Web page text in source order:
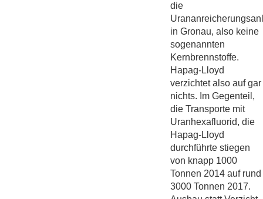
die
in Gronau, also keine
sogenannten
Kernbrennstoffe.
Hapag-Lloyd
verzichtet also auf gar
nichts. Im Gegenteil,
die Transporte mit
Uranhexafluorid, die
Hapag-Lloyd
durchführte stiegen
von knapp 1000
Tonnen 2014 auf rund
3000 Tonnen 2017.